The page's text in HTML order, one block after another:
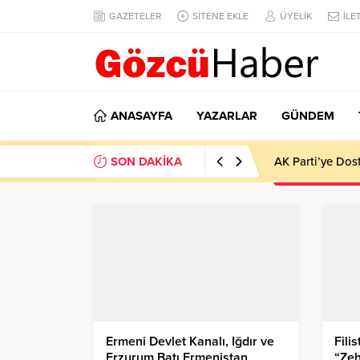
GAZETELER SİTENE EKLE ÜYELİK
ANASAYFA YAZARLAR GÜNDEM
SON DAKİKA AK Parti’ye
Ermeni Devlet Kanalı, Iğdır ve